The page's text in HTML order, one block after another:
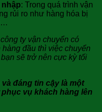
nhập: Trong quá trình vận
rủi ro như hàng hóa bị
ty vận chuyển có
đầu thì việc chuyển
sẽ trở nên cực kỳ tối
đáng tin cậy là một
vụ khách hàng lên